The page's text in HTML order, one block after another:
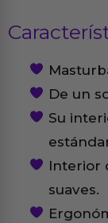
De un
Su
Interior
suaves.